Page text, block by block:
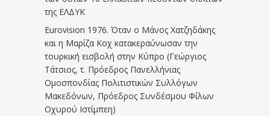
της ΕΛΔΥΚ
Eurovision 1976. Όταν ο Μάνος Χατζηδάκης
και η Μαρίζα Κοχ κατακεραύνωσαν την
τουρκική εισβολή στην Κύπρο (Γεώργιος
Τάτσιος, τ. Πρόεδρος Πανελλήνιας
Ομοσπονδίας Πολιτιστικών Συλλόγων
Μακεδόνων, Πρόεδρος Συνδέσμου Φίλων
Οχυρού Ιστίμπεη)